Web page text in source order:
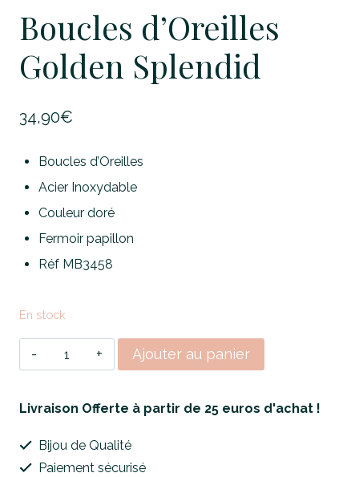
Boucles d’Oreilles
Golden Splendid
34,90€
Boucles d’Oreilles
Acier Inoxydable
Couleur doré
Fermoir papillon
Réf MB3458
En stock
quantité
Boucles
Golden
Ajouter au panier
Livraison Offerte à partir de 25 euros d'achat !
Bijou de Qualité
Paiement sécurisé